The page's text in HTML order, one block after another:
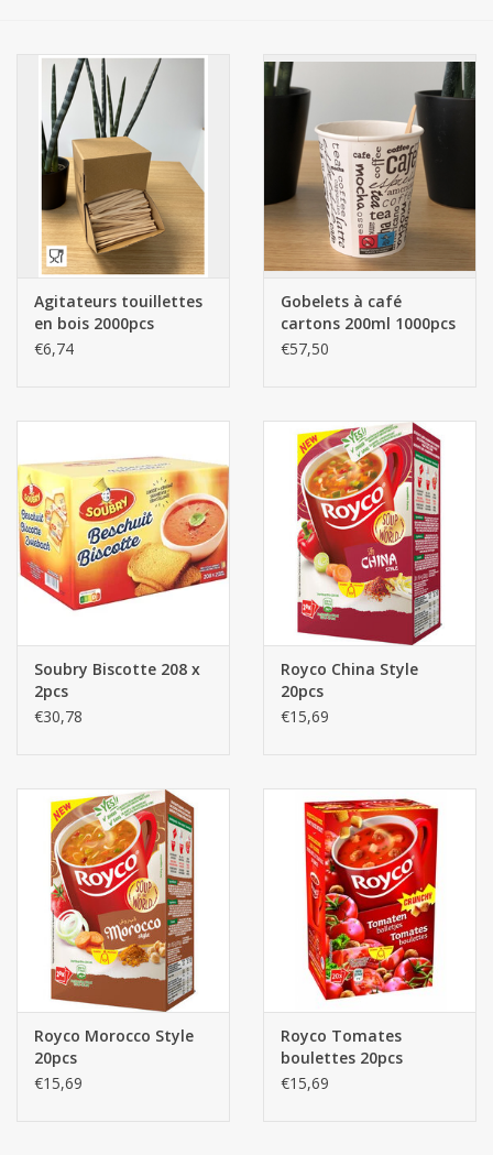
Matériel d'emballage
Fournitures de bureau
Les batteries
Produits Covid-19
Confiserie Saint-Nicolas
Cadeaux de Pâques
Marques
Agitateurs touillettes
en bois 2000pcs
€6,74
Gobelets à café
cartons 200ml 1000pcs
€57,50
Soubry Biscotte 208 x
2pcs
€30,78
Royco China Style
20pcs
€15,69
Royco Morocco Style
20pcs
€15,69
Royco Tomates
boulettes 20pcs
€15,69